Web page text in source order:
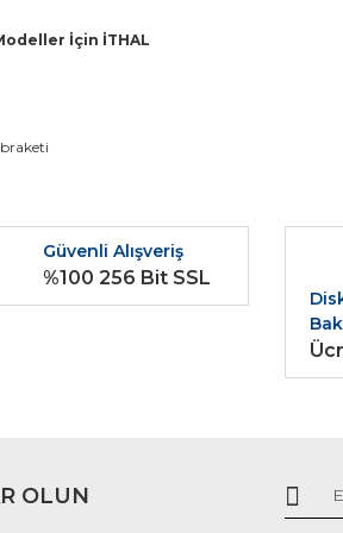
İçin İTHAL
diğer konularda yetersiz gördüğünüz
Gönder
Güvenli Alışveriş
%100 256 Bit SSL
OLUN